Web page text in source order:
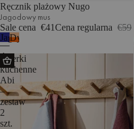
Ręcznik plażowy Nugo
Jagodowy mus
Sale cena €41Cena regularna €59
Jagodowy
mus
Dyniowy
Ścierki
kuchenne
Abi
–
zestaw
2
szt.